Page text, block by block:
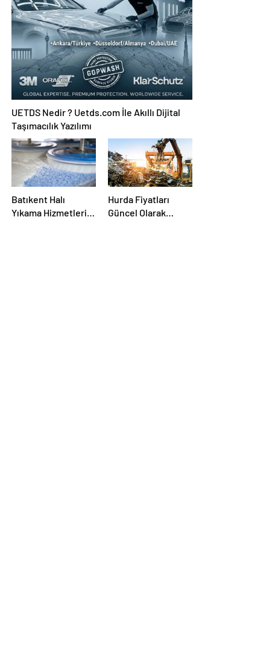
Adaylarına Çifte
Güvence: Sabit
Ücret ve Kesintisiz
Burs
Ajansı, SEO Ajansı
ve Web Tasarım
Ajansı
UETDS Nedir ? Uetds.com İle Akıllı Dijital
Taşımacılık Yazılımı
Batıkent Halı
Yıkama Hizmetleri:
Hurda Fiyatları
Güncel Olarak